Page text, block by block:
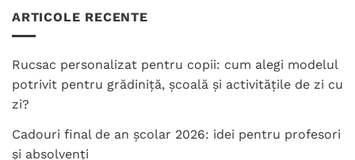
ARTICOLE RECENTE
Rucsac personalizat pentru copii: cum alegi modelul
potrivit pentru grădiniță, școală și activitățile de zi cu
zi?
Cadouri final de an școlar 2026: idei pentru profesori
și absolvenți